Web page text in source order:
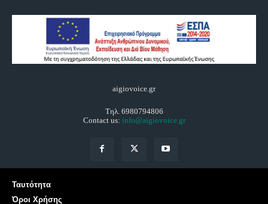
aigiovoice.gr
Τηλ. 6980794806
Contact us: info@aigiovoice.gr
Ταυτότητα
Όροι Χρήσης